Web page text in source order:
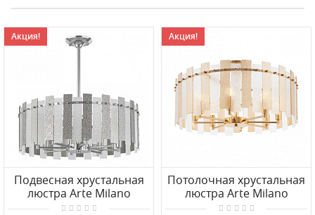
Акция!
Подвесная хрустальная
люстра Arte Milano
372109/8/350/580 CR
Акция!
Потолочная хрустальная
люстра Arte Milano
372109/8/80/580 GD